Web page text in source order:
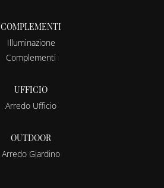
COMPLEMENTI
Illuminazione
Complementi
UFFICIO
Arredo Ufficio
OUTDOOR
Arredo Giardino